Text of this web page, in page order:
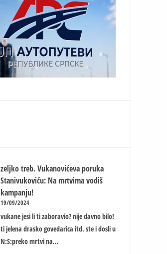
zeljko treb. Vukanovićeva poruka
Stanivukoviću: Na mrtvima vodiš
kampanju!
19/09/2024
vukane jesi li ti zaboravio? nije davno bilo!
ti jelena drasko govedarica itd. ste i dosli u
N:S:preko mrtvi na…